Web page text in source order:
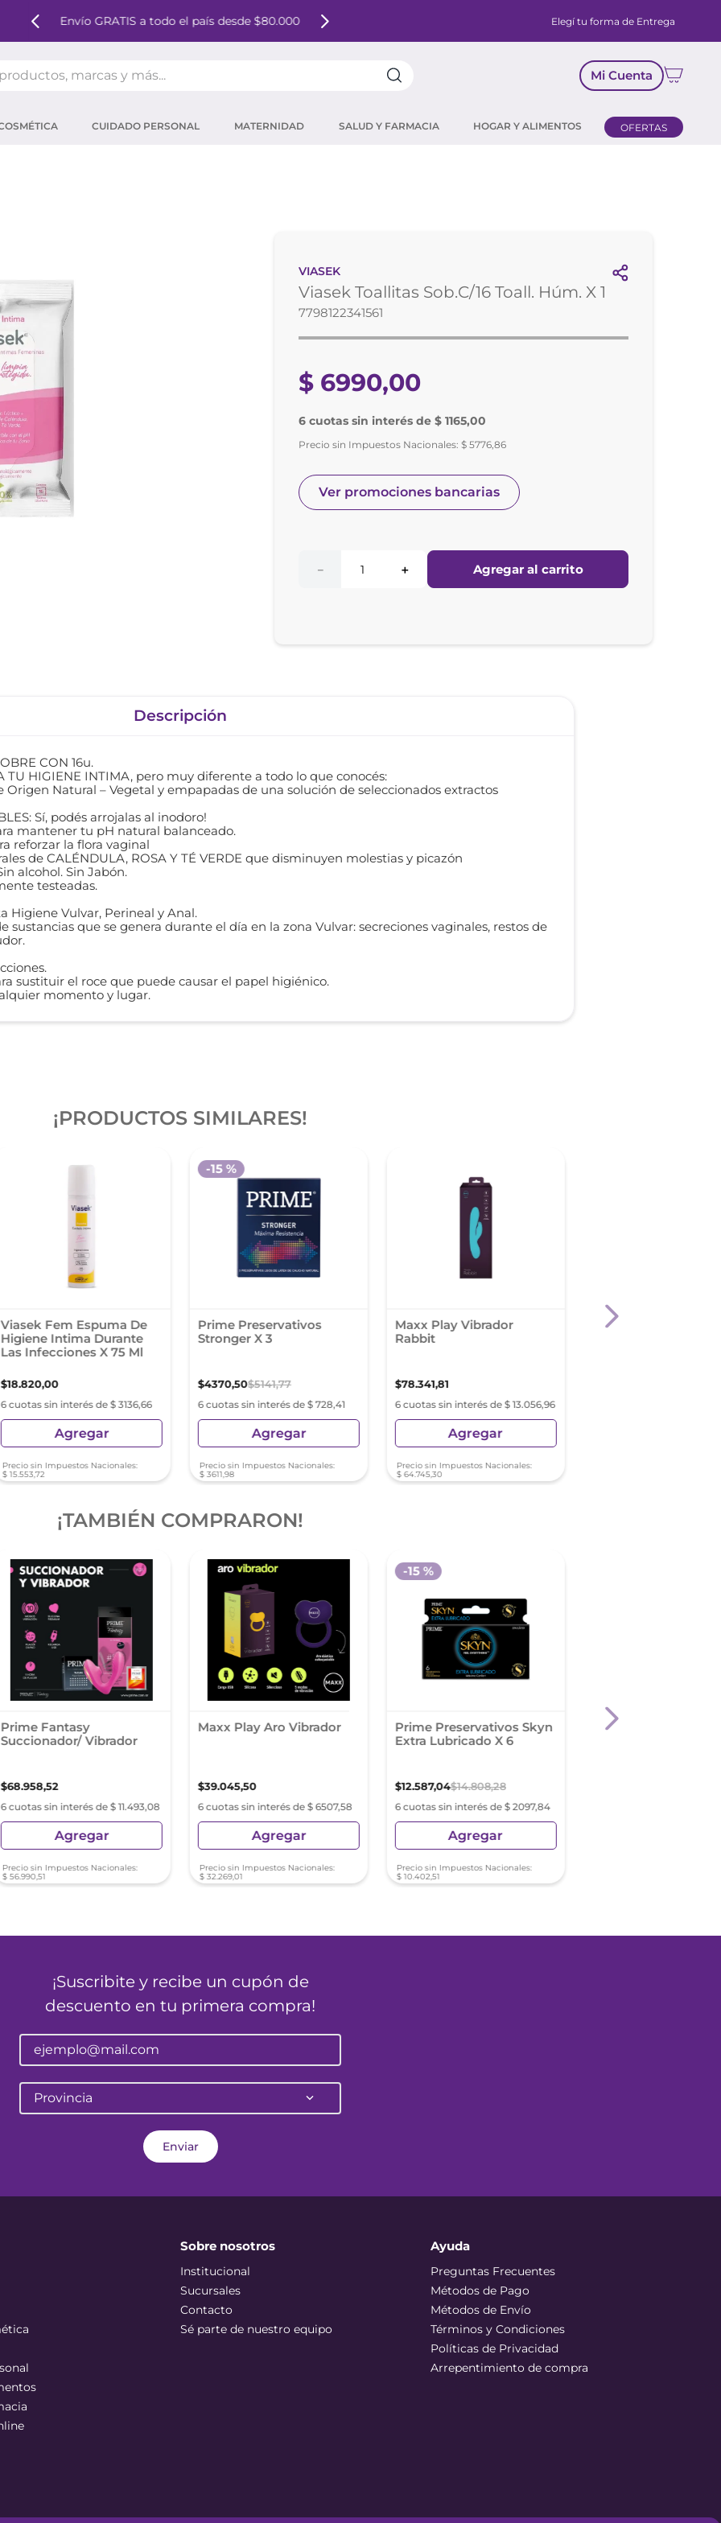
Envío GRATIS a todo el país desde $80.000 Elegí tu forma de Entrega
Mi Cuenta
CUIDADO PERSONAL MATERNIDAD SALUD Y FARMACIA HOGAR Y ALIMENTOS OFERTAS
VIASEK
Viasek Toallitas Sob.C/16 Toall. Húm. X 1
7798122341561
$ 6990,00
6 cuotas sin interés de $ 1165,00
Precio sin Impuestos Nacionales:$ 5776,86
Ver promociones bancarias
＋
－ Agregar al carrito
Descripción
CON 16u.
TU HIGIENE INTIMA, pero muy diferente a todo lo que conocés:
Origen Natural – Vegetal y empapadas de una solución de seleccionados extractos
Sí, podés arrojalas al inodoro!
mantener tu pH natural balanceado.
reforzar la flora vaginal
de CALÉNDULA, ROSA Y TÉ VERDE que disminuyen molestias y picazón
alcohol. Sin Jabón.
testeadas.
Higiene Vulvar, Perineal y Anal.
sustancias que se genera durante el día en la zona Vulvar: secreciones vaginales, restos de
sustituir el roce que puede causar el papel higiénico.
momento y lugar.
¡PRODUCTOS SIMILARES!
Viasek Fem Espuma De
Higiene Intima Durante
Las Infecciones X 75 Ml
$18.820,00
6 cuotas sin interés de $ 3136,66
Agregar
Precio sin Impuestos Nacionales:
$ 15.553,72
Prime Preservativos
Stronger X 3
$4370,50$5141,77
6 cuotas sin interés de $ 728,41
-15 %
Agregar
Precio sin Impuestos Nacionales:
$ 3611,98
Maxx Play Vibrador
Rabbit
$78.341,81
6 cuotas sin interés de $ 13.056,96
Agregar
Precio sin Impuestos Nacionales:
$ 64.745,30
Evagina Serum
¡TAMBIÉN COMPRARON!
Prime Fantasy
Succionador/ Vibrador
$68.958,52
6 cuotas sin interés de $ 11.493,08
Agregar
Precio sin Impuestos Nacionales:
$ 56.990,51
Maxx Play Aro Vibrador
$39.045,50
6 cuotas sin interés de $ 6507,58
Agregar
Precio sin Impuestos Nacionales:
$ 32.269,01
Prime Preservativos Skyn
Extra Lubricado X 6
$12.587,04$14.808,28
6 cuotas sin interés de $ 2097,84
-15 %
Agregar
Precio sin Impuestos Nacionales:
$ 10.402,51
Prime Gel Natural
¡Suscribite y recibe un cupón de
descuento en tu primera compra!
Provincia
Enviar
Sobre nosotros
Institucional
Sucursales
Contacto
Sé parte de nuestro equipo
Ayuda
Preguntas Frecuentes
Métodos de Pago
Métodos de Envío
Términos y Condiciones
Políticas de Privacidad
Arrepentimiento de compra
pestañas